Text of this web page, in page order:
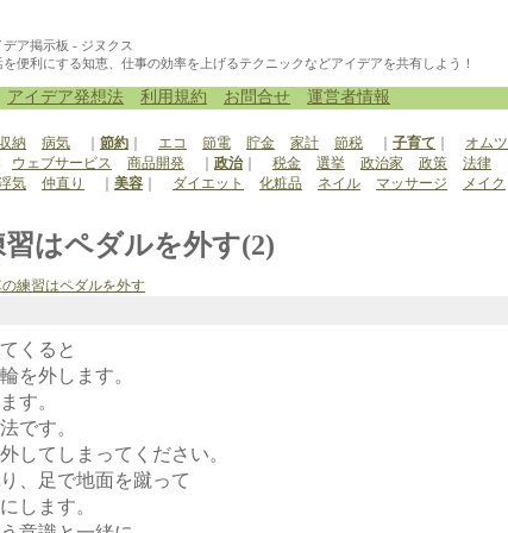
デア掲示板 - ジヌクス
を便利にする知恵、仕事の効率を上げるテクニックなどアイデアを共有しよう！
アイデア発想法 利用規約 お問合せ 運営者情報
納 病気 節約 エコ 節電 貯金 家計 節税 子育て オムツ
ウェブサービス 商品開発 政治｜ 税金 選挙 政治家 政策 法律
気 仲直り 美容 ダイエット 化粧品 ネイル マッサージ メイク
はペダルを外す(2)
練習はペダルを外す
くると
を外します。
す。
です。
してしまってください。
、足で地面を蹴って
します。